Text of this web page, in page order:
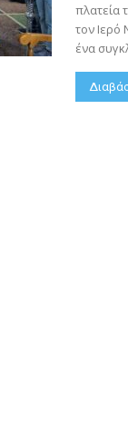
πλατεία
τον Ιερό
ένα